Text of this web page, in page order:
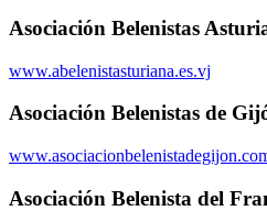
Asociación Belenistas
www.abelenistasturiana.es.vj
Asociación Belenistas de
Asociación Belenista del